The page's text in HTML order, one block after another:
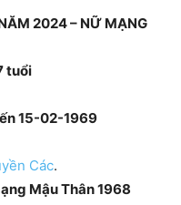
2024 – NỮ MẠNG
tuổi
15-02-1969
Các.
Mậu Thân 1968